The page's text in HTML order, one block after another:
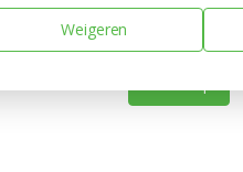
Tip van Heyl:
Polygonum. U
Weigeren